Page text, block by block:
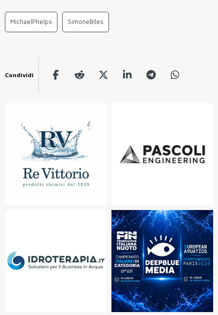
MichaelPhelps SimoneBiles
Condividi